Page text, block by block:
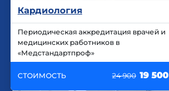
Кардиология
Периодическая аккредитация врачей и
медицинских работников в
«Медстандартпроф»
СТОИМОСТЬ 24 900 19 500